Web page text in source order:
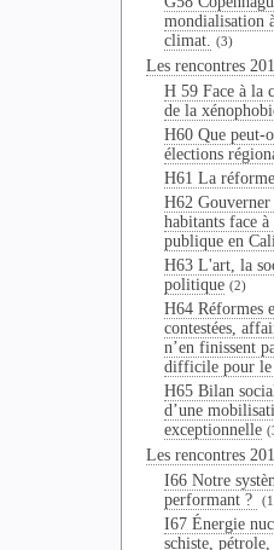
mondialisation
climat. (3)
Les rencontres
H 59 Face à la
de la
H60 Que peut-
élections
H61 La
H62
habitants face à
publique en
H63 L'art, la
politique (2)
H64 Réformes
contestées,
n’en finissent
difficile pour le
H65 Bilan
d’une
exceptionnelle
Les rencontres
I66 Notre
performant ?
I67 Énergie
schiste,